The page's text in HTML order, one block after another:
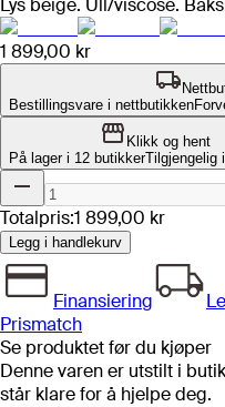
Lys beige. Ull/viscose.
1 899,00 kr
Bestillingsvare i nettbutikken
Klikk og hent
På lager i 12 butikkerTilgjengelig i
Totalpris:1 899,00 kr
Legg i handlekurv
Finansiering
Prismatch
Se produktet før du kjøper
Denne varen er utstilt i
står klare for å hjelpe deg.